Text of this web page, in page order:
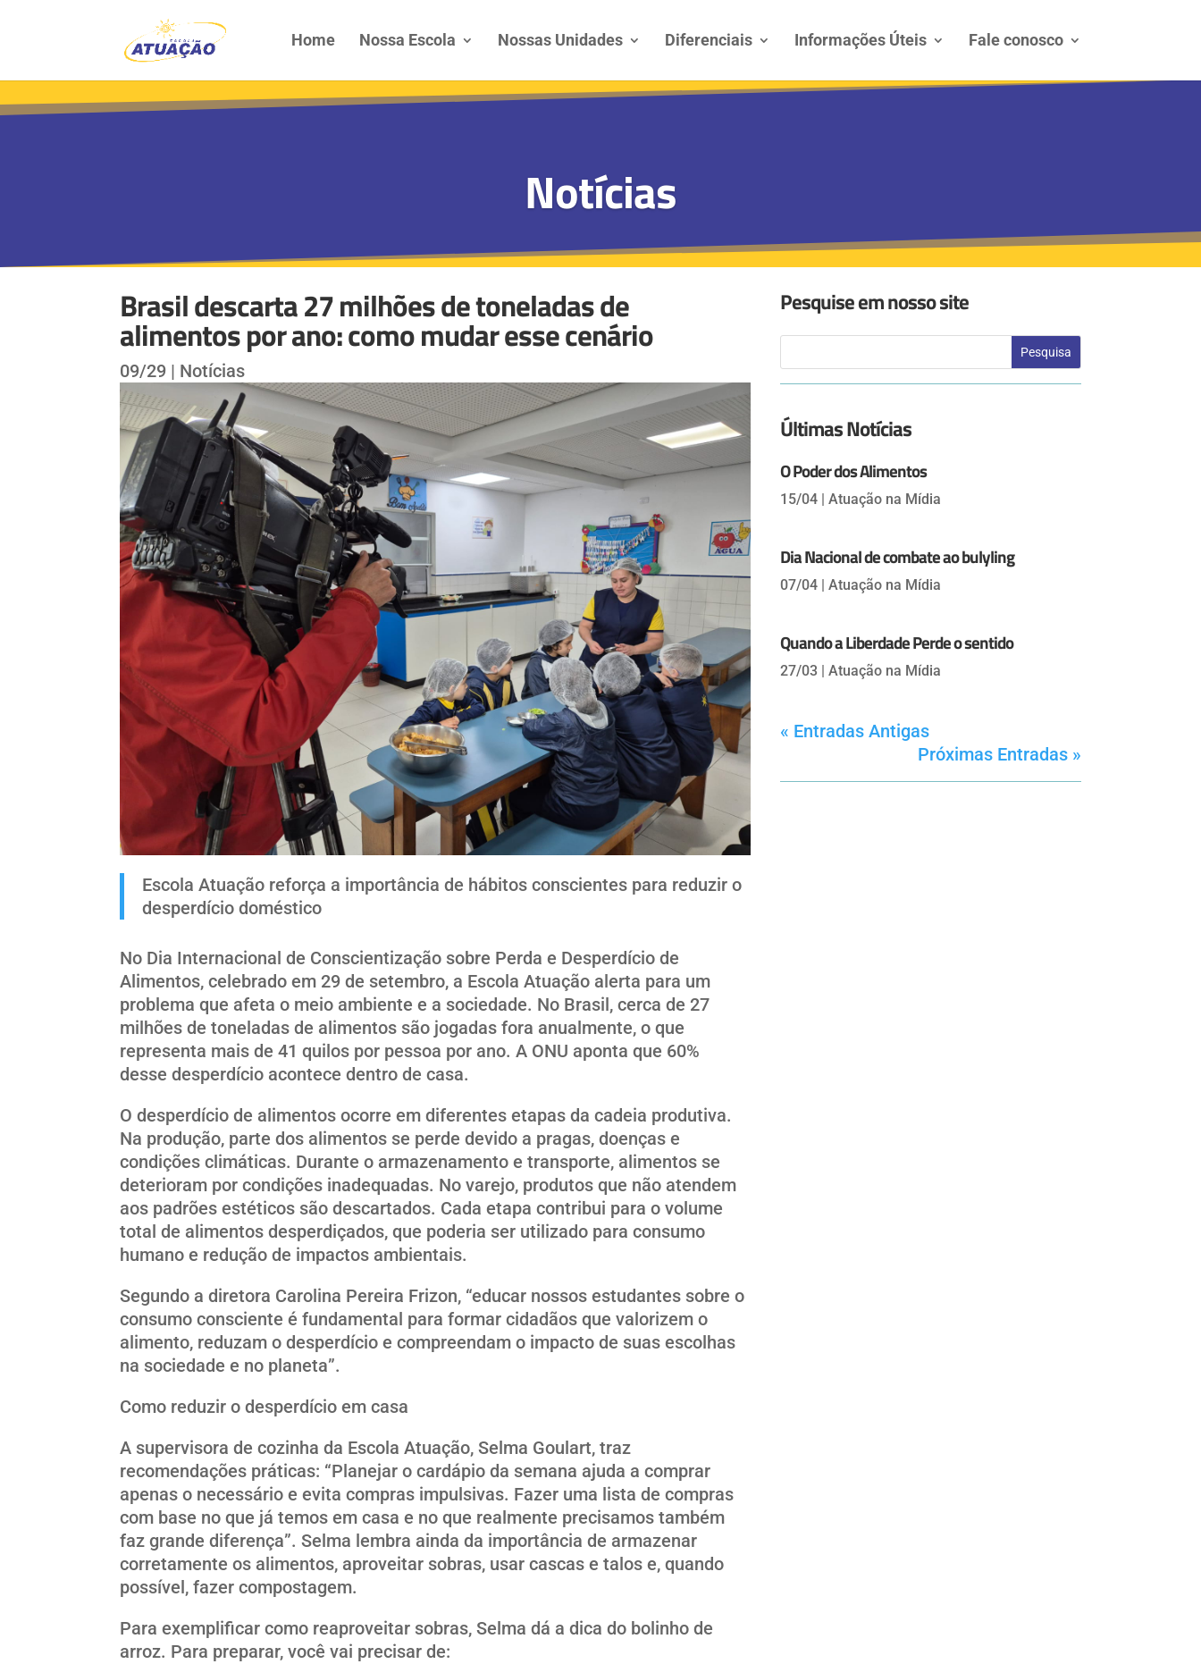
Home Nossa Escola Nossas Unidades Diferenciais Informações Úteis Fale conosco
Notícias
Brasil descarta 27 milhões de toneladas de
alimentos por ano: como mudar esse cenário
09/29 | Notícias
Escola Atuação reforça a importância de hábitos conscientes para reduzir o
desperdício doméstico
No Dia Internacional de Conscientização sobre Perda e Desperdício de
Alimentos, celebrado em 29 de setembro, a Escola Atuação alerta para um
problema que afeta o meio ambiente e a sociedade. No Brasil, cerca de 27
milhões de toneladas de alimentos são jogadas fora anualmente, o que
representa mais de 41 quilos por pessoa por ano. A ONU aponta que 60%
desse desperdício acontece dentro de casa.
O desperdício de alimentos ocorre em diferentes etapas da cadeia produtiva.
Na produção, parte dos alimentos se perde devido a pragas, doenças e
condições climáticas. Durante o armazenamento e transporte, alimentos se
deterioram por condições inadequadas. No varejo, produtos que não atendem
aos padrões estéticos são descartados. Cada etapa contribui para o volume
total de alimentos desperdiçados, que poderia ser utilizado para consumo
humano e redução de impactos ambientais.
Segundo a diretora Carolina Pereira Frizon, “educar nossos estudantes sobre o
consumo consciente é fundamental para formar cidadãos que valorizem o
alimento, reduzam o desperdício e compreendam o impacto de suas escolhas
na sociedade e no planeta”.
Como reduzir o desperdício em casa
A supervisora de cozinha da Escola Atuação, Selma Goulart, traz
recomendações práticas: “Planejar o cardápio da semana ajuda a comprar
apenas o necessário e evita compras impulsivas. Fazer uma lista de compras
com base no que já temos em casa e no que realmente precisamos também
faz grande diferença”. Selma lembra ainda da importância de armazenar
corretamente os alimentos, aproveitar sobras, usar cascas e talos e, quando
possível, fazer compostagem.
Para exemplificar como reaproveitar sobras, Selma dá a dica do bolinho de
arroz. Para preparar, você vai precisar de:
Pesquise em nosso site
Últimas Notícias
O Poder dos Alimentos
15/04| Atuação na Mídia
Dia Nacional de combate ao bulyling
07/04| Atuação na Mídia
Quando a Liberdade Perde o sentido
27/03 Atuação na Mídia
« Entradas Antigas
Próximas Entradas »